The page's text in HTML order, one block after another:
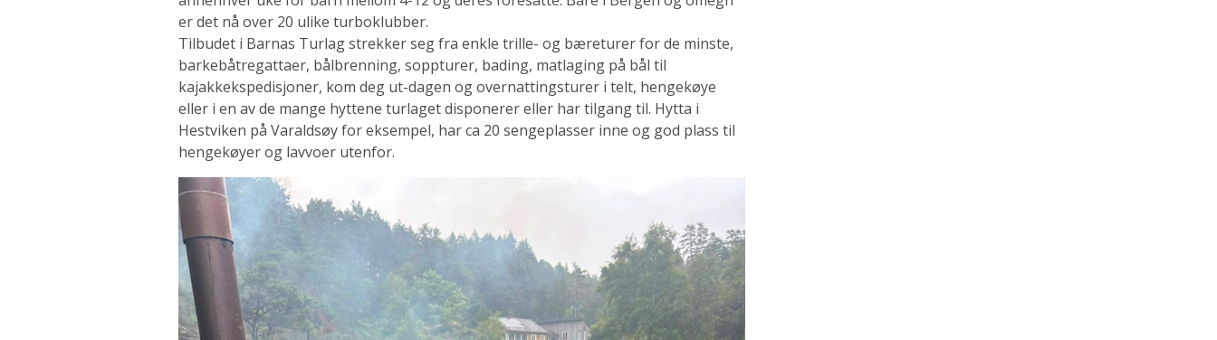
er det nå over 20 ulike turboklubber.
Tilbudet i Barnas Turlag strekker seg fra enkle trille- og bæreturer for de minste,
barkebåtregattaer, bålbrenning, soppturer, bading, matlaging på bål til
kajakkekspedisjoner, kom deg ut-dagen og overnattingsturer i telt, hengekøye
eller i en av de mange hyttene turlaget disponerer eller har tilgang til. Hytta i
Hestviken på Varaldsøy for eksempel, har ca 20 sengeplasser inne og god plass til
hengekøyer og lavvoer utenfor.